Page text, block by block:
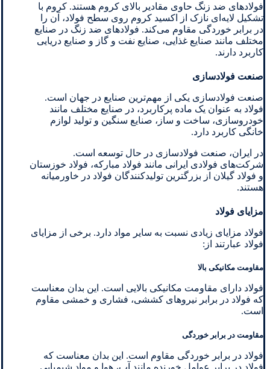
فولادهای ضد زنگ حاوی مقادیر بالای کروم هستند. کروم با
تشکیل لایه‌ای نازک از اکسید کروم روی سطح فولاد، آن را
در برابر خوردگی مقاوم می‌کند. فولادهای ضد زنگ در صنایع
مختلف مانند صنایع غذایی، صنایع نفت و گاز و صنایع دریایی
کاربرد دارند.
صنعت فولادسازی
صنعت فولادسازی یکی از مهم‌ترین صنایع در جهان است.
فولاد به عنوان یک ماده پرکاربرد، در صنایع مختلف مانند
خودروسازی، ساخت و ساز، صنایع سنگین و تولید لوازم
خانگی کاربرد دارد.
در ایران، صنعت فولادسازی در حال توسعه است.
شرکت‌های فولادی ایرانی مانند فولاد مبارکه، فولاد خوزستان
و فولاد گیلان از بزرگترین تولیدکنندگان فولاد در خاورمیانه
هستند.
مزایای فولاد
فولاد مزایای زیادی نسبت به سایر مواد دارد. برخی از مزایای
فولاد عبارتند از:
مقاومت مکانیکی بالا
فولاد دارای مقاومت مکانیکی بالایی است. این بدان معناست
که فولاد در برابر نیروهای کششی، فشاری و خمشی مقاوم
است.
مقاومت در برابر خوردگی
فولاد در برابر خوردگی مقاوم است. این بدان معناست که
فولاد در برابر عوامل خورنده مانند آب، هوا و مواد شیمیایی